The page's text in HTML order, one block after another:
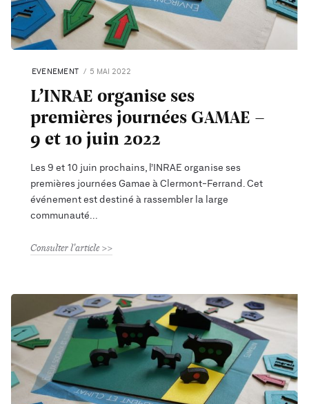
EVENEMENT 5 MAI 2022
L’INRAE organise ses
premières journées GAMAE -
9 et 10 juin 2022
Les 9 et 10 juin prochains, l’INRAE organise ses
premières journées Gamae à Clermont-Ferrand. Cet
événement est destiné à rassembler la large
communauté
Consulter l'article